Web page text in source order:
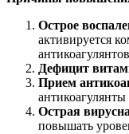
Острое
активируется
Дефицит
Прием
Острая
повышать